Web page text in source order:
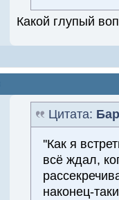
Какой глупый
Цитата:
''Как я
всё ждал,
наконец-